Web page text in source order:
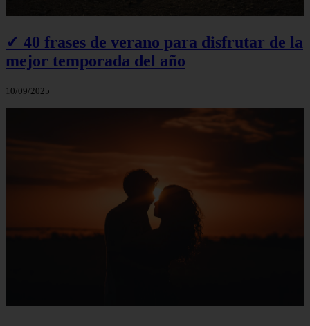
✓ 40 frases de verano para disfrutar de la
mejor temporada del año
10/09/2025